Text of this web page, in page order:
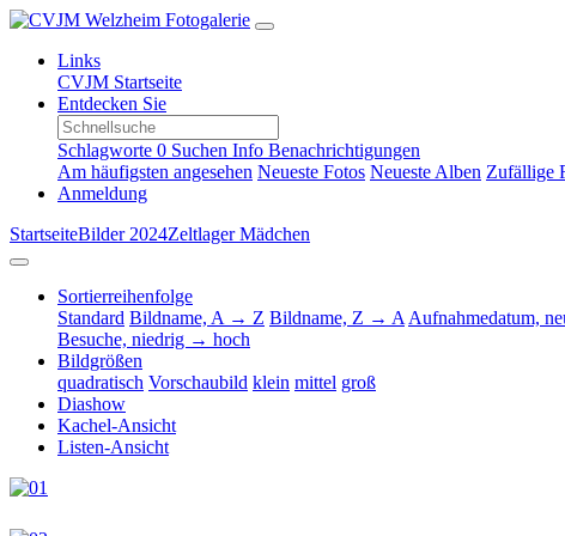
Links
CVJM Startseite
Entdecken Sie
Schlagworte 0 Suchen Info Benachrichtigungen
Am häufigsten angesehen Neueste Fotos Neueste Alben Zufällige
Anmeldung
StartseiteBilder 2024Zeltlager Mädchen
Sortierreihenfolge
Standard Bildname, A → Z Bildname, Z → A Aufnahmedatum,
Besuche, niedrig → hoch
Bildgrößen
quadratisch Vorschaubild klein mittel groß
Diashow
Kachel-Ansicht
Listen-Ansicht